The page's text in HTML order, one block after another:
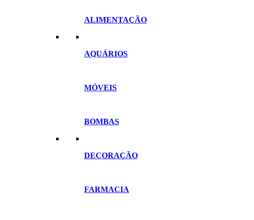
ALIMENTAÇÃO
AQUÁRIOS
MÓVEIS
BOMBAS
DECORAÇÃO
FARMACIA